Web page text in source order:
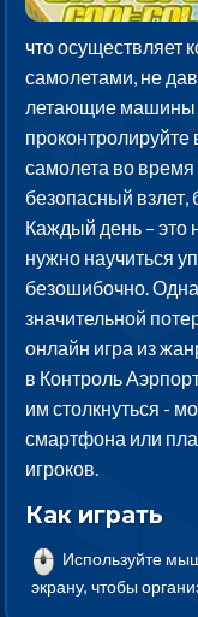
что осуществляет
самолетами, не
летающие машины
самолета во время
безопасный взлет,
Каждый день – это
нужно научиться
безошибочно.
значительной
онлайн игра из
в Контроль
им столкнуться -
смартфона или
игроков.
Как играть
Используйте
экрану, чтобы